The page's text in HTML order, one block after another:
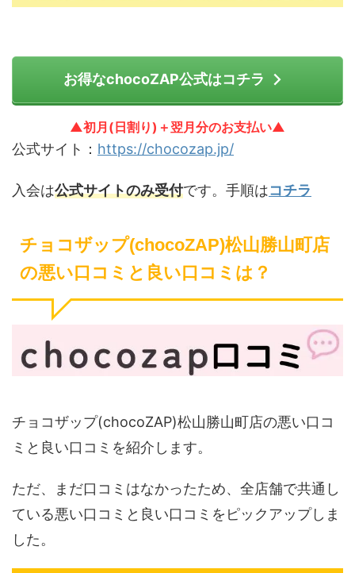
お得なchocoZAP公式はコチラ
▲初月(日割り)＋翌月分のお支払い▲
公式サイト： https://chocozap.jp/
入会は公式サイトのみ受付です。手順はコチラ
チョコザップ(chocoZAP)松山勝山町店
の悪い口コミと良い口コミは？
チョコザップ(chocoZAP)松山勝山町店の悪い口コ
ミと良い口コミを紹介します。
ただ、まだ口コミはなかったため、全店舗で共通し
ている悪い口コミと良い口コミをピックアップしま
した。